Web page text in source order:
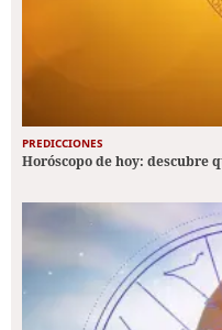
PREDICCIONES
Horóscopo de hoy: descubre